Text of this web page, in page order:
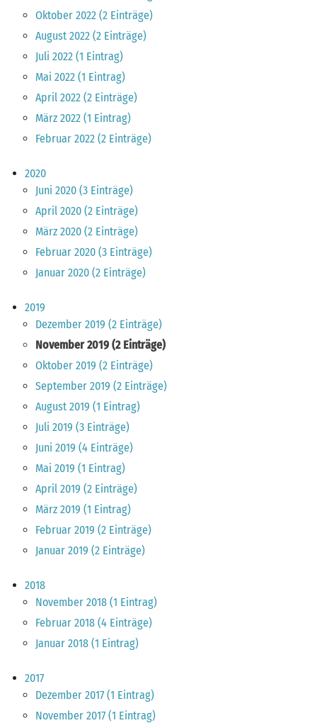
Oktober 2022 (2 Einträge)
August 2022 (2 Einträge)
Juli 2022 (1 Eintrag)
Mai 2022 (1 Eintrag)
April 2022 (2 Einträge)
März 2022 (1 Eintrag)
Februar 2022 (2 Einträge)
2020
Juni 2020 (3 Einträge)
April 2020 (2 Einträge)
März 2020 (2 Einträge)
Februar 2020 (3 Einträge)
Januar 2020 (2 Einträge)
2019
Dezember 2019 (2 Einträge)
November 2019 (2 Einträge)
Oktober 2019 (2 Einträge)
September 2019 (2 Einträge)
August 2019 (1 Eintrag)
Juli 2019 (3 Einträge)
Juni 2019 (4 Einträge)
Mai 2019 (1 Eintrag)
April 2019 (2 Einträge)
März 2019 (1 Eintrag)
Februar 2019 (2 Einträge)
Januar 2019 (2 Einträge)
2018
November 2018 (1 Eintrag)
Februar 2018 (4 Einträge)
Januar 2018 (1 Eintrag)
2017
Dezember 2017 (1 Eintrag)
November 2017 (1 Eintrag)